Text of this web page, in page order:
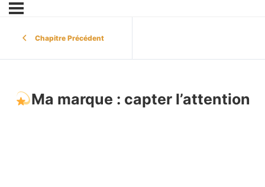
Chapitre Précédent
Ma marque : capter l’attention